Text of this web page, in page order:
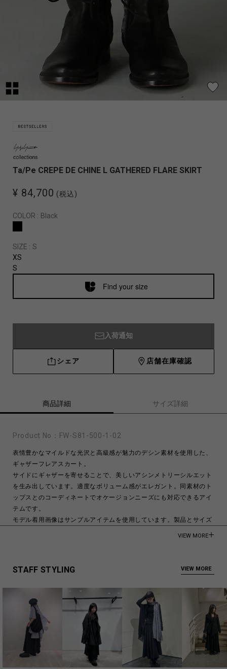
Ta/Pe CREPE DE CHINE L GATHERED FLARE SKIRT
¥ 84,700 (税込)
COLOR : Black
SIZE : S
XS
S
Find your size
入荷通知
シェア 店舗在庫確認
商品詳細 サイズ詳細
Product No： FW-S81-500-1-02
表情豊かなマイルドな光沢と高級感が魅力のデシン素材を使用した、
ギャザーフレアスカート。
サイドにギャザーを寄せることで、美しいアシンメトリーシルエット
を生み出しています。適度なボリューム感がエレガント。同素材のト
ップスとのコーディネートでオケージョンニーズにも対応できるアイ
テムです。
モデル着用画像はサンプルアイテムを使用しています。製品とサイズ
商品についてよくあるお問い合わせはこちら
VIEW MORE
STAFF STYLING VIEW MORE